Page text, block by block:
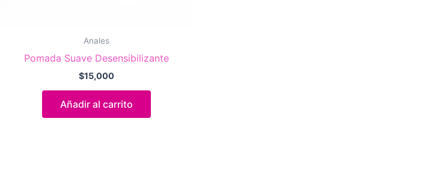
Anales
Pomada Suave Desensibilizante
$15,000
Añadir al carrito